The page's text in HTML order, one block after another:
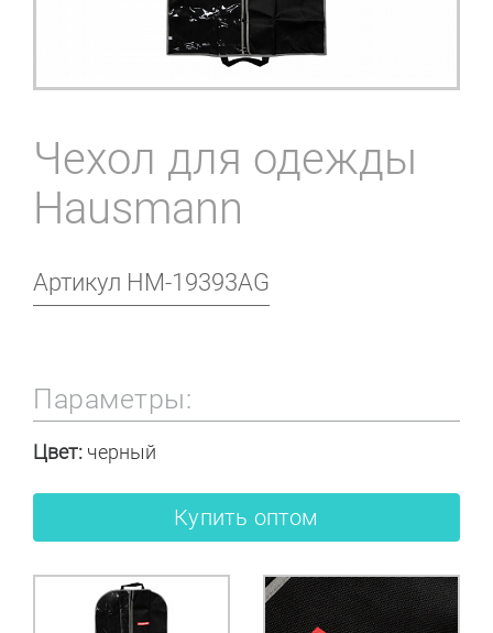
Чехол для одежды
Hausmann
Артикул HM-19393AG
Параметры:
Цвет: черный
Купить оптом